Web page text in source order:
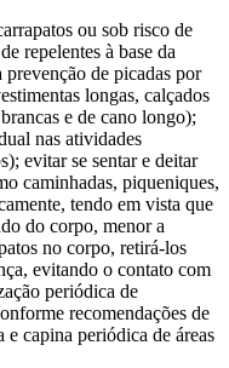
ou sob risco de
repelentes à base da
prevenção de picadas por
longas, calçados
e de cano longo);
nas atividades
evitar se sentar e deitar
caminhadas, piqueniques,
tendo em vista que
do corpo, menor a
no corpo, retirá-los
evitando o contato com
periódica de
recomendações de
capina periódica de áreas